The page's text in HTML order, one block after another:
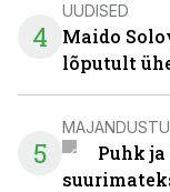
4
UUDISED
Maido
lõputult
5
Puhk